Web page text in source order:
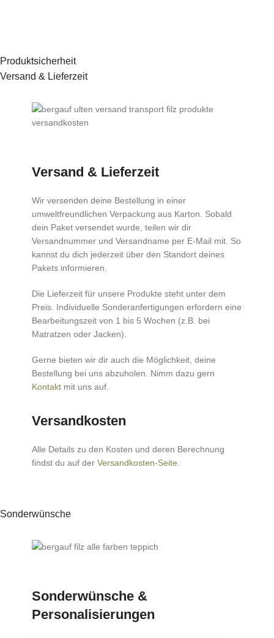
Produktsicherheit
Versand & Lieferzeit
Versand & Lieferzeit
Wir versenden deine Bestellung in einer
umweltfreundlichen Verpackung aus Karton. Sobald
dein Paket versendet wurde, teilen wir dir
Versandnummer und Versandname per E-Mail mit. So
kannst du dich jederzeit über den Standort deines
Pakets informieren.
Die Lieferzeit für unsere Produkte steht unter dem
Preis. Individuelle Sonderanfertigungen erfordern eine
Bearbeitungszeit von 1 bis 5 Wochen (z.B. bei
Matratzen oder Jacken).
Gerne bieten wir dir auch die Möglichkeit, deine
Bestellung bei uns abzuholen. Nimm dazu gern
Kontaktmit uns auf.
Versandkosten
Alle Details zu den Kosten und deren Berechnung
findst du auf der Versandkosten-Seite
Sonderwünsche
Sonderwünsche &
Personalisierungen